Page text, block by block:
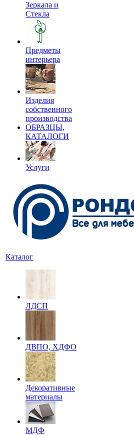
Зеркала и
Стекла
Предметы
интерьера
Изделия
собственного
производства
ОБРАЗЦЫ,
КАТАЛОГИ
Услуги
Каталог
ЛДСП
ДВПО, ХДФО
Декоративные
материалы
МДФ